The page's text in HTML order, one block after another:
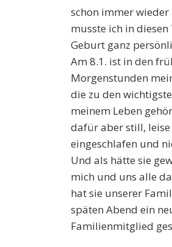
schon immer
musste ich in diesen
Geburt ganz
Am 8.1. ist in den
Morgenstunden
die zu den wicht
meinem Leben
dafür aber still,
eingeschlafen und
Und als hätte sie
mich und uns alle
hat sie unserer
späten Abend ein
Familienmitglied